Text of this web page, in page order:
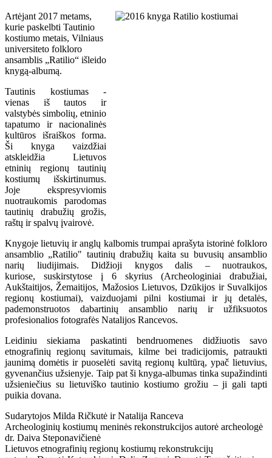
Artėjant 2017 metams,
kurie paskelbti Tautinio
kostiumo metais, Vilniaus
universiteto folkloro
ansamblis „Ratilio“ išleido
knygą-albumą.
Tautinis kostiumas -
vienas iš tautos ir
valstybės simbolių, etninio
tapatumo ir nacionalinės
kultūros išraiškos forma.
Ši knyga vaizdžiai
atskleidžia Lietuvos
etninių regionų tautinių
kostiumų išskirtinumus.
Joje ekspresyviomis
nuotraukomis parodomas
tautinių drabužių grožis,
raštų ir spalvų įvairovė.
Knygoje lietuvių ir anglų kalbomis trumpai aprašyta istorinė folkloro
ansamblio „Ratilio" tautinių drabužių kaita su buvusių ansamblio
narių liudijimais. Didžioji knygos dalis – nuotraukos,
kuriose, suskirstytose į 6 skyrius (Archeologiniai drabužiai,
Aukštaitijos, Žemaitijos, Mažosios Lietuvos, Dzūkijos ir Suvalkijos
regionų kostiumai), vaizduojami pilni kostiumai ir jų detalės,
pademonstruotos dabartinių ansamblio narių ir užfiksuotos
profesionalios fotografės Natalijos Rancevos.
Leidiniu siekiama paskatinti bendruomenes didžiuotis savo
etnografinių regionų savitumais, kilme bei tradicijomis, patraukti
jaunimą domėtis ir puoselėti savitą regionų kultūrą, ypač lietuvius,
gyvenančius užsienyje. Taip pat ši knyga-albumas tinka supažindinti
užsieniečius su lietuviško tautinio kostiumo grožiu – ji gali tapti
puikia dovana.
Sudarytojos Milda Ričkutė ir Natalija Ranceva
Archeologinių kostiumų meninės rekonstrukcijos autorė archeologė
dr. Daiva Steponavičienė
Lietuvos etnografinių regionų kostiumų rekonstrukcijų